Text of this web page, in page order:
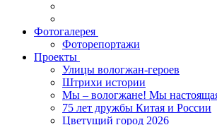
Фотогалерея
Фоторепортажи
Проекты
Улицы вологжан-героев
Штрихи истории
Мы – вологжане! Мы
75 лет дружбы Китая и России
Цветущий город 2026